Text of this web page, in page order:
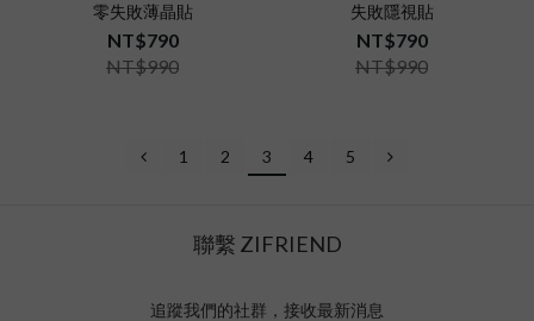
零失敗薄晶貼
NT$790
NT$990
失敗隱視貼
NT$790
NT$990
1 2 3 4 5
聯繫 ZIFRIEND
追蹤我們的社群，接收最新消息